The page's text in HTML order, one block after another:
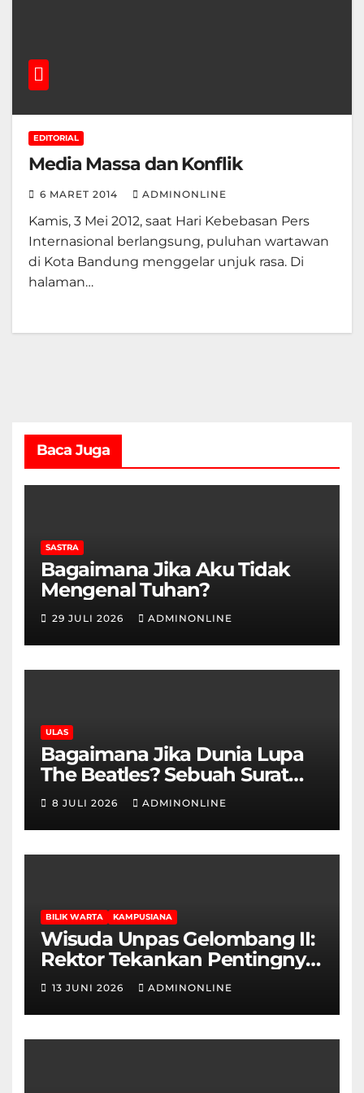
EDITORIAL
Media Massa dan Konflik
6 MARET 2014 ADMINONLINE
Kamis, 3 Mei 2012, saat Hari Kebebasan Pers
Internasional berlangsung, puluhan wartawan
di Kota Bandung menggelar unjuk rasa. Di
halaman…
Baca Juga
SASTRA
Bagaimana Jika Aku Tidak
Mengenal Tuhan?
29 JULI 2026 ADMINONLINE
ULAS
Bagaimana Jika Dunia Lupa
The Beatles? Sebuah Surat
Cinta dan Kritik
8 JULI 2026 ADMINONLINE
BILIK WARTA KAMPUSIANA
Wisuda Unpas Gelombang II:
Rektor Tekankan Pentingnya
Sertifikasi Keahlian
13 JUNI 2026 ADMINONLINE